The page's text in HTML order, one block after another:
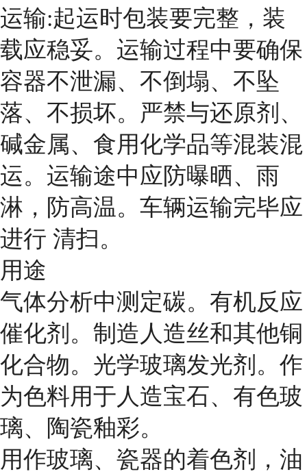
运输:起运时包装要完整，装
载应稳妥。运输过程中要确保
容器不泄漏、不倒塌、不坠
落、不损坏。严禁与还原剂、
碱金属、食用化学品等混装混
运。运输途中应防曝晒、雨
淋，防高温。车辆运输完毕应
进行 清扫。
用途
气体分析中测定碳。有机反应
催化剂。制造人造丝和其他铜
化合物。光学玻璃发光剂。作
为色料用于人造宝石、有色玻
璃、陶瓷釉彩。
用作玻璃、瓷器的着色剂，油